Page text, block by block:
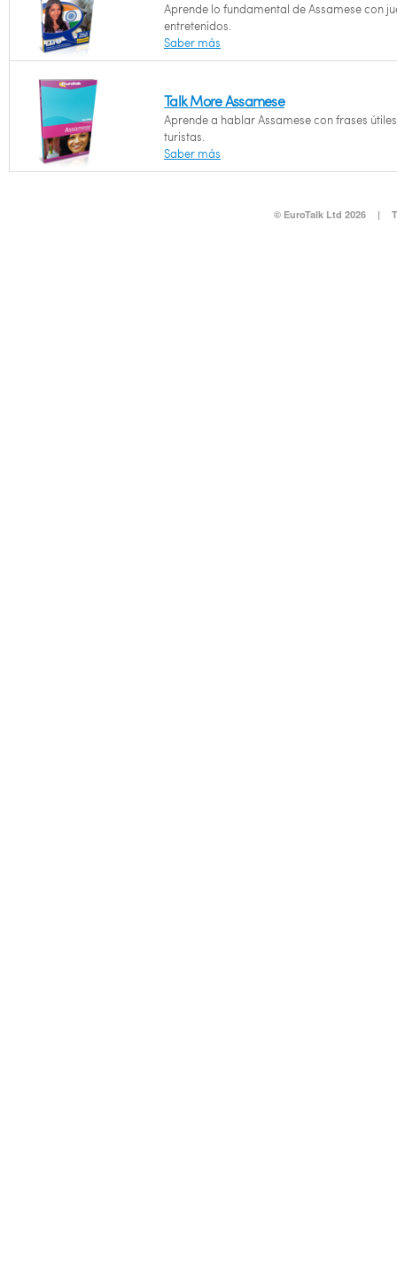
Aprende lo fundamental de Assamese con
entretenidos.
Saber más
Talk More Assamese
Aprende a hablar Assamese con frases
turistas.
Saber más
© EuroTalk Ltd 2026 |